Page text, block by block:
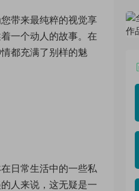
带来最纯粹的视觉享
一个动人的故事。在
都充满了别样的魅
日常生活中的一些私
人来说，这无疑是一